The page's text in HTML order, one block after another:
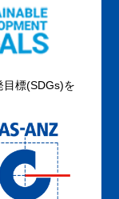
目標(SDGs)を